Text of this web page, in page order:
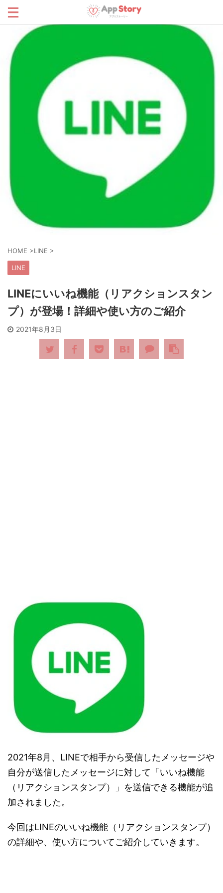
HOME >LINE >
LINE
LINEにいいね機能（リアクションスタン
プ）が登場！詳細や使い方のご紹介
2021年8月3日
2021年8月、LINEで相手から受信したメッセージや
自分が送信したメッセージに対して「いいね機能
（リアクションスタンプ）」を送信できる機能が追
加されました。
今回はLINEのいいね機能（リアクションスタンプ）
の詳細や、使い方についてご紹介していきます。